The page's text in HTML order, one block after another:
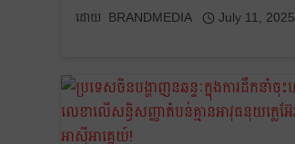
BRANDMEDIA July 11, 2025